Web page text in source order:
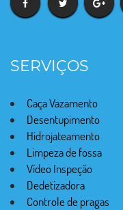
SERVIÇOS
Caça Vazamento
Desentupimento
Hidrojateamento
Limpeza de fossa
Vídeo Inspeção
Dedetizadora
Controle de pragas